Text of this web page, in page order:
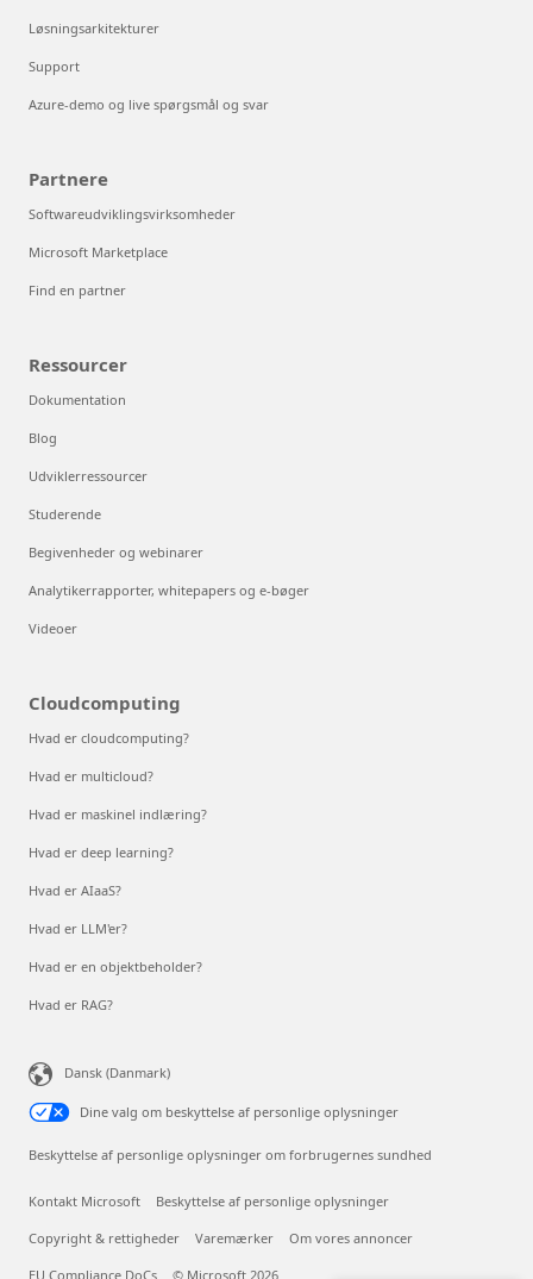
Løsningsarkitekturer
Support
Azure-demo og live spørgsmål og svar
Partnere
Softwareudviklingsvirksomheder
Microsoft Marketplace
Find en partner
Ressourcer
Dokumentation
Blog
Udviklerressourcer
Studerende
Begivenheder og webinarer
Analytikerrapporter, whitepapers og e-bøger
Videoer
Cloudcomputing
Hvad er cloudcomputing?
Hvad er multicloud?
Hvad er maskinel indlæring?
Hvad er deep learning?
Hvad er AIaaS?
Hvad er LLM'er?
Hvad er en objektbeholder?
Hvad er RAG?
Dansk (Danmark)
Dine valg om beskyttelse af personlige oplysninger
Beskyttelse af personlige oplysninger om forbrugernes sundhed
Kontakt Microsoft Beskyttelse af personlige oplysninger
Copyright & rettigheder Varemærker Om vores annoncer
EU Compliance DoCs © Microsoft 2026